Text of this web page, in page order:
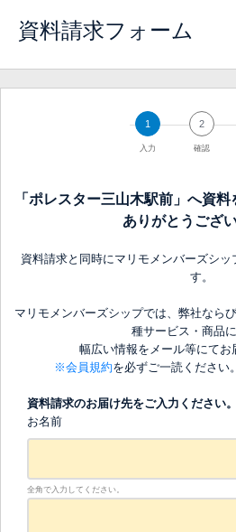
資料請求フォーム
1
入力
2
確認
「ポレスター三山木駅前」へ資
ありがとうござい
資料請求と同時にマリモメンバーズシッ
す。
マリモメンバーズシップでは、弊社なら
種サービス・商品
幅広い情報をメール等にてお
※会員規約を必ずご一読ください
資料請求のお届け先をご入力ください。
お名前
全角で入力してください。